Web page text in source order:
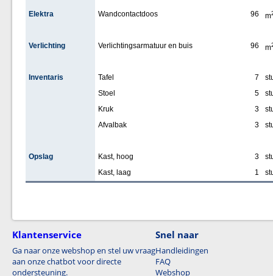
Elektra Wandcontactdoos 96 m
Verlichting Verlichtingsarmatuur en buis 96 m
Inventaris Tafel 7
Stoel
5
Kruk
3
Afvalbak
3
Opslag Kast, hoog 3
Kast, laag
1
Klantenservice
Ga naar onze webshop en stel uw vraag
aan onze chatbot voor directe
ondersteuning.
Snel naar
Handleidingen
FAQ
Webshop